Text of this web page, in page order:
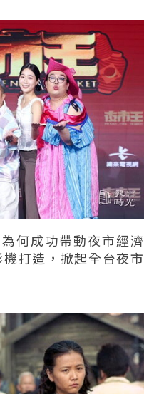
何成功帶動夜市經濟
打造，掀起全台夜市